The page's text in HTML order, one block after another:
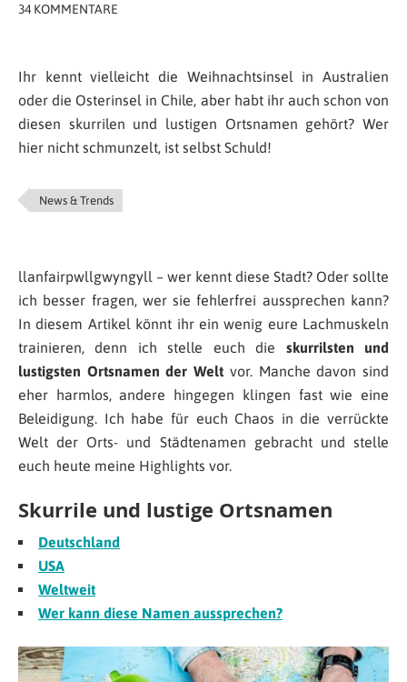
34 KOMMENTARE
Ihr kennt vielleicht die Weihnachtsinsel in Australien
oder die Osterinsel in Chile, aber habt ihr auch schon von
diesen skurrilen und lustigen Ortsnamen gehört? Wer
hier nicht schmunzelt, ist selbst Schuld!
News & Trends
llanfairpwllgwyngyll – wer kennt diese Stadt? Oder sollte
ich besser fragen, wer sie fehlerfrei aussprechen kann?
In diesem Artikel könnt ihr ein wenig eure Lachmuskeln
trainieren, denn ich stelle euch die skurrilsten und
lustigsten Ortsnamen der Welt vor. Manche davon sind
eher harmlos, andere hingegen klingen fast wie eine
Beleidigung. Ich habe für euch Chaos in die verrückte
Welt der Orts- und Städtenamen gebracht und stelle
euch heute meine Highlights vor.
Skurrile und lustige Ortsnamen
Deutschland
USA
Weltweit
Wer kann diese Namen aussprechen?